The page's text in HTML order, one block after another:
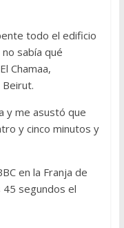
todo el edificio
sabía qué
Chamaa,
y me asustó que
y cinco minutos y
en la Franja de
segundos el